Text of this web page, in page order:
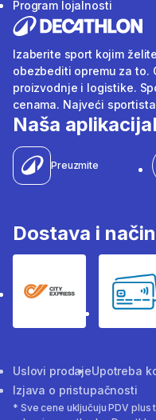
Program lojalnosti
Izaberite sport kojim
obezbediti opremu za to.
proizvodnje i logistike.
cenama. Najveći sportista
Naša aplikacija
Preuzmite
Dostava i
City Express
Uslovi prodajeUpotreba
Izjava o pristupačnosti
* Sve cene uključuju PDV